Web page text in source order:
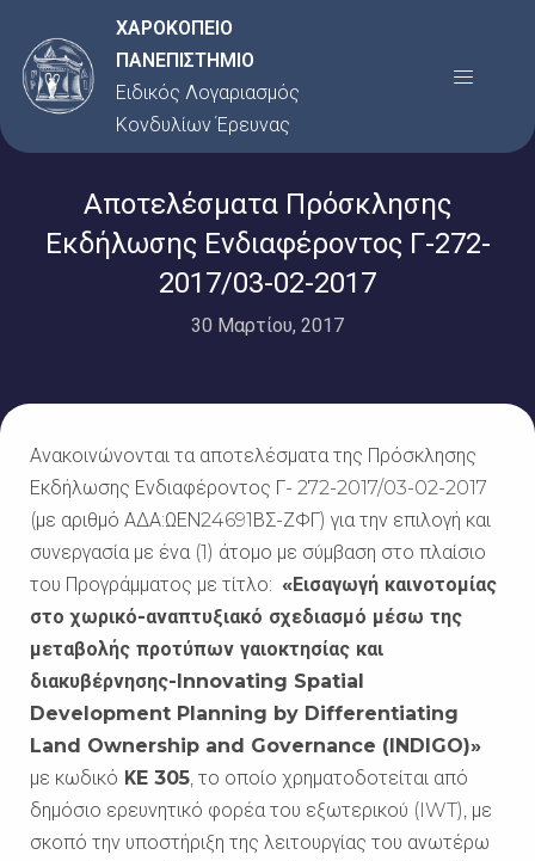
στο
περιεχόμενο
ΧΑΡΟΚΟΠΕΙΟ
ΠΑΝΕΠΙΣΤΗΜΙΟ
Ειδικός Λογαριασμός
Κονδυλίων Έρευνας
Menu
Αποτελέσματα Πρόσκλησης
Εκδήλωσης Ενδιαφέροντος Γ-272-
2017/03-02-2017
30 Μαρτίου, 2017
Ανακοινώνονται τα αποτελέσματα της Πρόσκλησης
Εκδήλωσης Ενδιαφέροντος Γ- 272-2017/03-02-2017
(με αριθμό ΑΔΑ:ΩΕΝ24691ΒΣ-ΖΦΓ) για την επιλογή και
συνεργασία με ένα (1) άτομο με σύμβαση στο πλαίσιο
του Προγράμματος με τίτλο: «Εισαγωγή καινοτομίας
στο χωρικό-αναπτυξιακό σχεδιασμό μέσω της
μεταβολής προτύπων γαιοκτησίας και
διακυβέρνησης-Innovating Spatial
Development Planning by Differentiating
Land Ownership and Governance (INDIGO)»
με κωδικό ΚE 305, το οποίο χρηματοδοτείται από
δημόσιο ερευνητικό φορέα του εξωτερικού (IWT), με
σκοπό την υποστήριξη της λειτουργίας του ανωτέρω